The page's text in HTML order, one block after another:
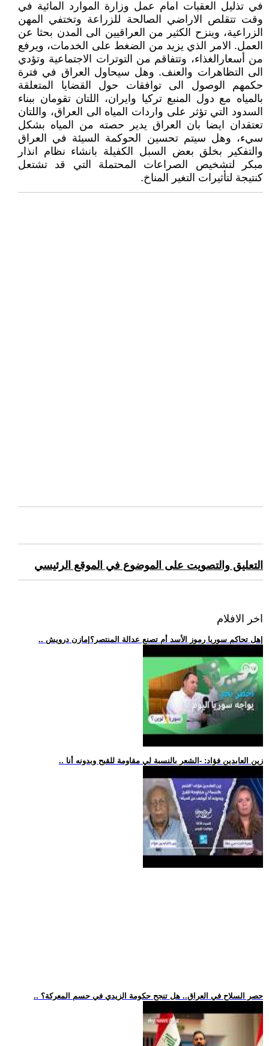
في تذليل العقبات امام عمل وزارة الموارد المائية في
وقت تتقلص الاراضي الصالحة للزراعة وتختفي المهن
الزراعية، وينزح الكثير من العراقيين الى المدن بحثا عن
العمل. الامر الذي يزيد من الضغط على الخدمات، ويرفع
من أسعارالغذاء، وتتفاقم من التوترات الاجتماعية وتؤدي
الى التظاهرات والعنف. وهل سيحاول العراق في فترة
حكمهم الوصول الى توافقات حول القضايا المتعلقة
بالمياه مع دول المنبع تركيا وايران، اللتان تقومان ببناء
السدود التي تؤثر على واردات المياه الى العراق، واللتان
تعتقدان ايضا بان العراق يدير حصته من المياه بشكل
سيء، وهل سيتم تحسين الحوكمة السيئة في العراق
والتفكير بخلق بعض السبل الكفيلة بانشاء نظام انذار
مبكر لتشخيص الصراعات المحتملة التي قد تشتعل
كنتيجة لتأثيرات التغير المناخ.
التعليق والتصويت على الموضوع في الموقع الرئيسي
اخر الافلام
.. زين العابدين فؤاد: -الشعر بالنسبة لي مقاومة للقبح وبدونه أنا
.. حصر السلاح في العراق.. هل تنجح حكومة الزيدي في حسم المعركة؟